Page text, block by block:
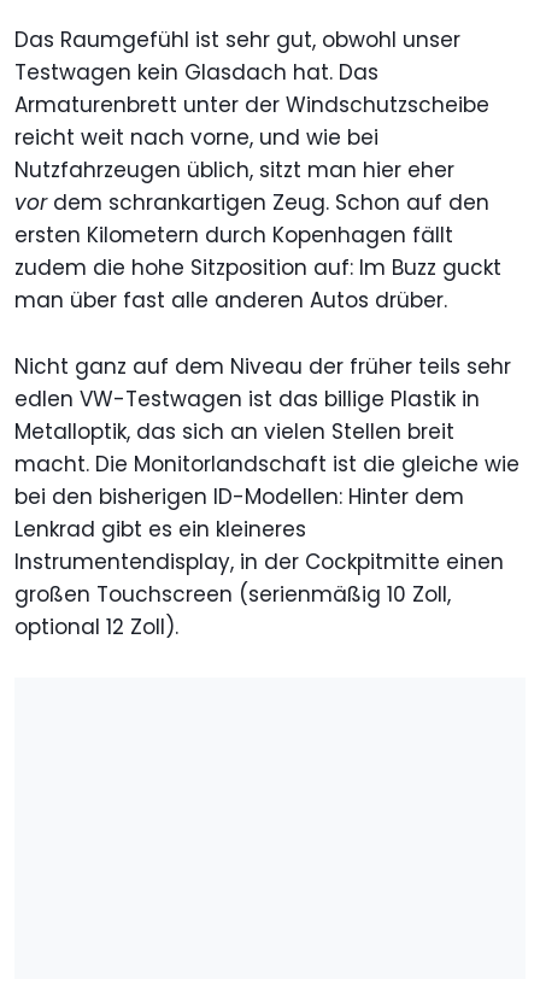
Das Raumgefühl ist sehr gut, obwohl unser
Testwagen kein Glasdach hat. Das
Armaturenbrett unter der Windschutzscheibe
reicht weit nach vorne, und wie bei
Nutzfahrzeugen üblich, sitzt man hier eher
vordem schrankartigen Zeug. Schon auf den
ersten Kilometern durch Kopenhagen fällt
zudem die hohe Sitzposition auf: Im Buzz guckt
man über fast alle anderen Autos drüber.
Nicht ganz auf dem Niveau der früher teils sehr
edlen VW-Testwagen ist das billige Plastik in
Metalloptik, das sich an vielen Stellen breit
macht. Die Monitorlandschaft ist die gleiche wie
bei den bisherigen ID-Modellen: Hinter dem
Lenkrad gibt es ein kleineres
Instrumentendisplay, in der Cockpitmitte einen
großen Touchscreen (serienmäßig 10 Zoll,
optional 12 Zoll).